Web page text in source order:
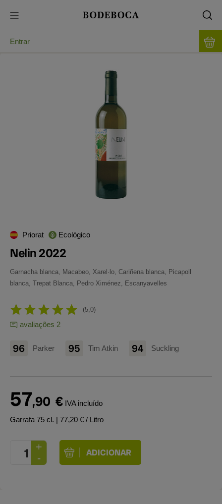
Entrar
Priorat Ecológico
Nelin 2022
Garnacha blanca, Macabeo, Xarel·lo, Cariñena blanca, Picapoll
blanca, Trepat Blanca, Pedro Ximénez, Escanyavelles
5,0
avaliações 2
96 Parker 95 Tim Atkin 94 Suckling
57,90 € IVA incluído
Garrafa 75 cl. | 77,20 € / Litro